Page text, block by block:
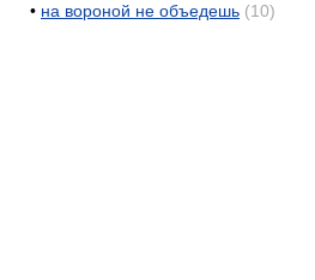
• на вороной не объедешь (10)